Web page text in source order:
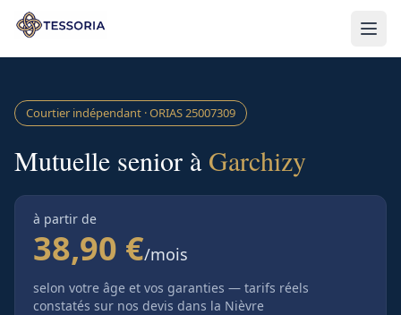
Aller au contenu principal
Courtier indépendant · ORIAS25007309
Mutuelle senior à Garchizy
à partir de
38,90 €/mois
selon votre âge et vos garanties — tarifs réels
constatés sur nos devis dans la Nièvre